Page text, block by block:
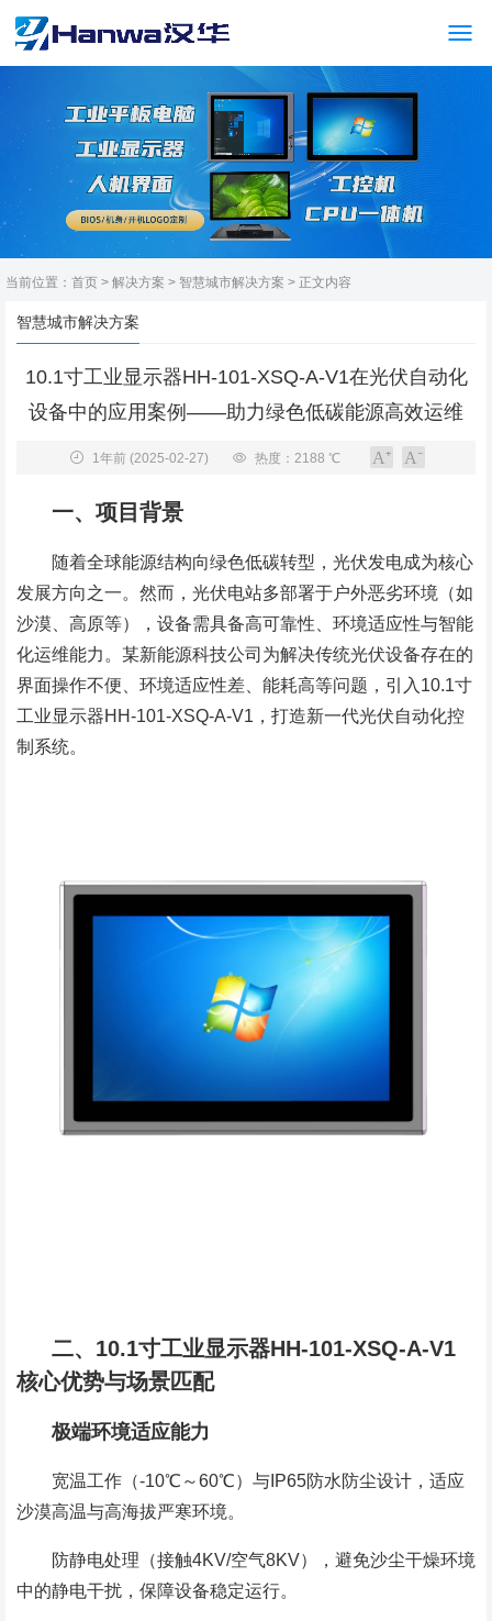
当前位置： 首页 > 解决方案 > 智慧城市解决方案 > 正文内容
智慧城市解决方案
10.1寸工业显示器HH-101-XSQ-A-V1在光伏自动化
设备中的应用案例——助力绿色低碳能源高效运维
1年前 (2025-02-27) 热度：2188 ℃
一、项目背景
随着全球能源结构向绿色低碳转型，光伏发电成为核心
发展方向之一。然而，光伏电站多部署于户外恶劣环境（如
沙漠、高原等），设备需具备高可靠性、环境适应性与智能
化运维能力。某新能源科技公司为解决传统光伏设备存在的
界面操作不便、环境适应性差、能耗高等问题，引入10.1寸
工业显示器HH-101-XSQ-A-V1，打造新一代光伏自动化控
制系统。
二、10.1寸工业显示器HH-101-XSQ-A-V1
核心优势与场景匹配
极端环境适应能力
宽温工作（-10℃～60℃）与IP65防水防尘设计，适应
沙漠高温与高海拔严寒环境。
防静电处理（接触4KV/空气8KV），避免沙尘干燥环境
中的静电干扰，保障设备稳定运行。